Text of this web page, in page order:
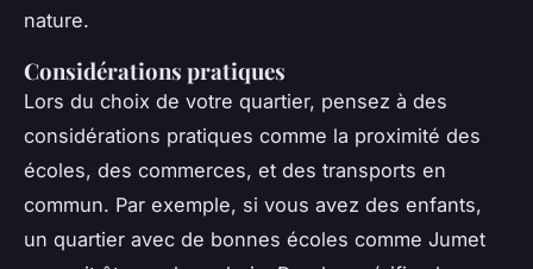
nature.
Considérations pratiques
Lors du choix de votre quartier, pensez à des
considérations pratiques comme la proximité des
écoles, des commerces, et des transports en
commun. Par exemple, si vous avez des enfants,
un quartier avec de bonnes écoles comme Jumet